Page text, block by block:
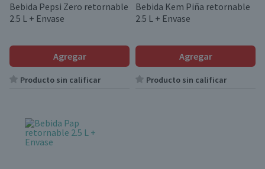
Bebida Pepsi Zero retornable
2.5 L + Envase
Agregar
Producto sin calificar
Bebida Kem Piña retornable
2.5 L + Envase
Agregar
Producto sin calificar